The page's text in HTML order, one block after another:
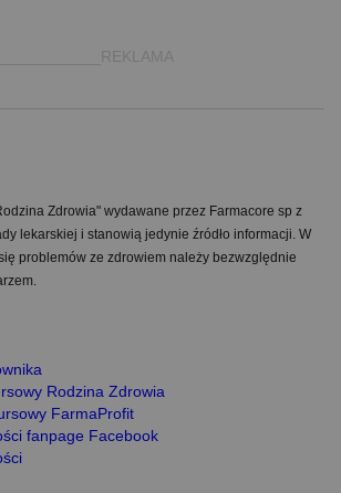
Zdrowia" wydawane przez Farmacore sp z
lekarskiej i stanowią jedynie źródło informacji. W
problemów ze zdrowiem należy bezwzględnie
Rodzina Zdrowia
FarmaProfit
fanpage Facebook